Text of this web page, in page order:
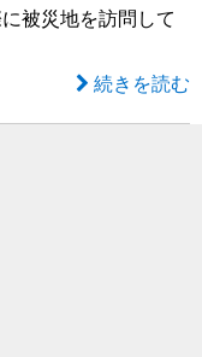
被災地を訪問して
続きを読む